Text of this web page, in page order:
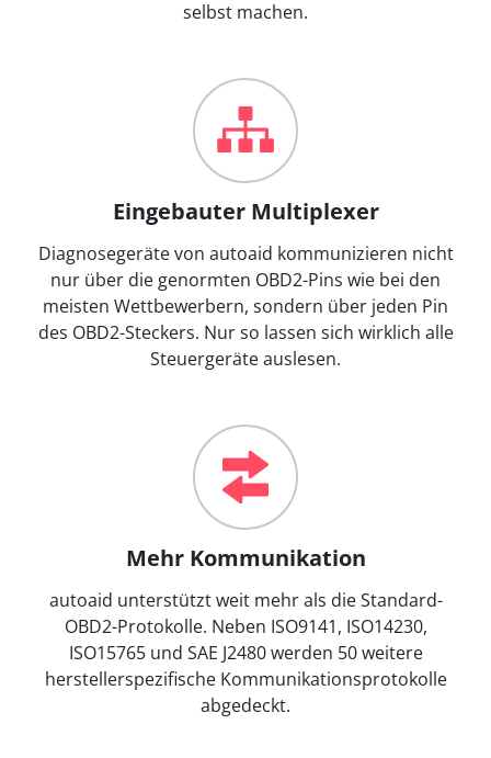
selbst machen.
Eingebauter Multiplexer
Diagnosegeräte von autoaid kommunizieren nicht
nur über die genormten OBD2-Pins wie bei den
meisten Wettbewerbern, sondern über jeden Pin
des OBD2-Steckers. Nur so lassen sich wirklich alle
Steuergeräte auslesen.
Mehr Kommunikation
autoaid unterstützt weit mehr als die Standard-
OBD2-Protokolle. Neben ISO9141, ISO14230,
ISO15765 und SAE J2480 werden 50 weitere
herstellerspezifische Kommunikationsprotokolle
abgedeckt.